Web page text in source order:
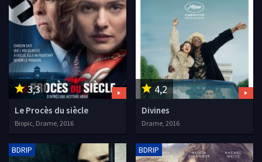
3,3
Le Procès du siècle
Biopic, Drame, 2016
4,2
Divines
Drame, 2016
BDRIP BDRIP